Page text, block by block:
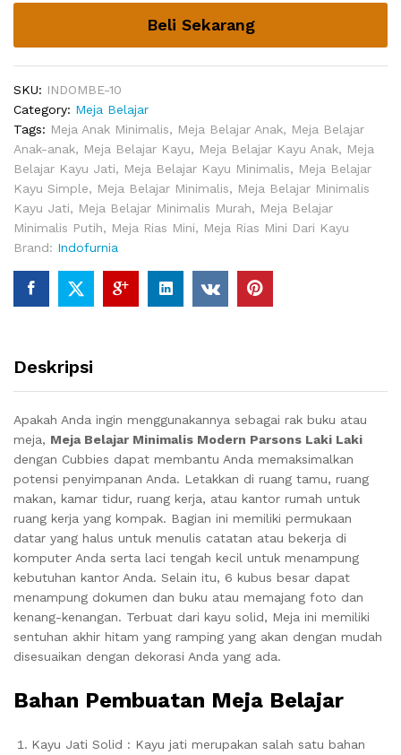
Laki
Beli Sekarang
SKU: INDOMBE-10
Category: Meja Belajar
Tags: Meja Anak Minimalis, Meja Belajar Anak, Meja Belajar
Anak-anak, Meja Belajar Kayu, Meja Belajar Kayu Anak, Meja
Belajar Kayu Jati, Meja Belajar Kayu Minimalis, Meja Belajar
Kayu Simple, Meja Belajar Minimalis, Meja Belajar Minimalis
Kayu Jati, Meja Belajar Minimalis Murah, Meja Belajar
Minimalis Putih, Meja Rias Mini, Meja Rias Mini Dari Kayu
Brand: Indofurnia
Deskripsi
Apakah Anda ingin menggunakannya sebagai rak buku atau
meja, Meja Belajar Minimalis Modern Parsons Laki Laki
dengan Cubbies dapat membantu Anda memaksimalkan
potensi penyimpanan Anda. Letakkan di ruang tamu, ruang
makan, kamar tidur, ruang kerja, atau kantor rumah untuk
ruang kerja yang kompak. Bagian ini memiliki permukaan
datar yang halus untuk menulis catatan atau bekerja di
komputer Anda serta laci tengah kecil untuk menampung
kebutuhan kantor Anda. Selain itu, 6 kubus besar dapat
menampung dokumen dan buku atau memajang foto dan
kenang-kenangan. Terbuat dari kayu solid, Meja ini memiliki
sentuhan akhir hitam yang ramping yang akan dengan mudah
disesuaikan dengan dekorasi Anda yang ada.
Bahan Pembuatan Meja Belajar
Kayu Jati Solid : Kayu jati merupakan salah satu bahan